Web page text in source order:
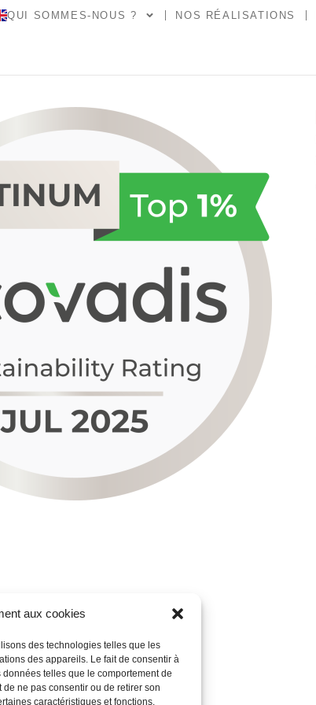
aux cookies
des technologies telles que les
des appareils. Le fait de consentir à
telles que le comportement de
ne pas consentir ou de retirer son
caractéristiques et fonctions.
QUI SOMMES-NOUS ? NOS RÉALISATIONS